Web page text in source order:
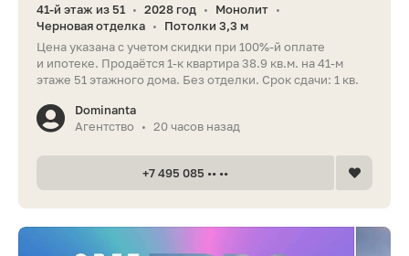
41-й этаж из 51 • 2028 год • Монолит •
Черновая отделка •
Потолки 3,3 м
Цена указана с учетом скидки при 100%-й оплате
и ипотеке. Продаётся 1-к квартира 38.9 кв.м. на 41-м
этаже 51 этажного дома. Без отделки. Срок сдачи: 1 кв.
Dominanta
Агентство
• 20 часов назад
+7 495 085 •• ••